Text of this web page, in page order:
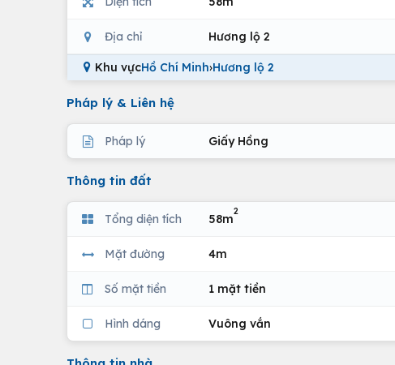
Địa chỉ Hương lộ 2
Khu vựcHồ Chí Minh›Hương lộ 2
Pháp lý & Liên hệ
Pháp lý Giấy Hồng
Thông tin đất
Tổng diện tích 58m
2
Mặt đường 4m
Số mặt tiền 1 mặt tiền
Hình dáng Vuông vắn